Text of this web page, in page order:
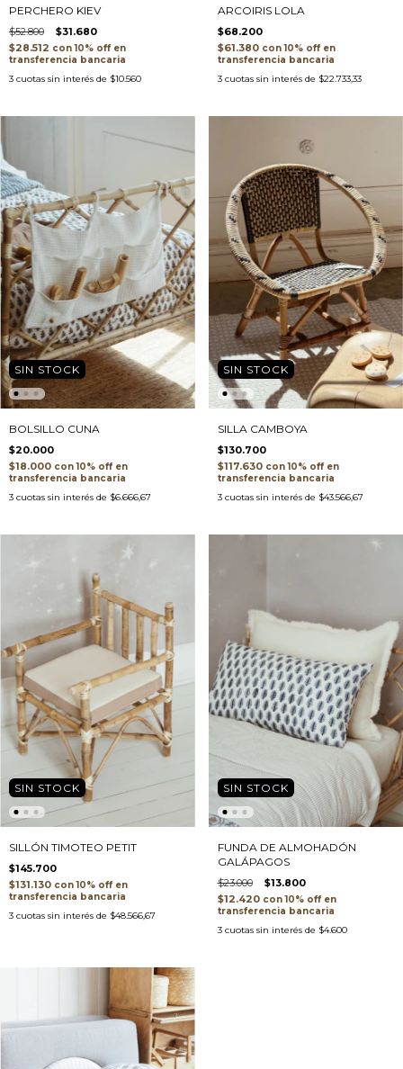
PERCHERO KIEV
$52.800
$31.680
$28.512 con
transferencia bancaria
3 cuotas sin interés de $10.560
ARCOIRIS LOLA
$68.200
$61.380 con
transferencia bancaria
3 cuotas sin interés de $22.733,33
SIN STOCK
BOLSILLO CUNA
$20.000
$18.000 con
transferencia bancaria
3 cuotas sin interés de $6.666,67
SIN STOCK
SILLA CAMBOYA
$130.700
$117.630 con
transferencia bancaria
3 cuotas sin interés de $43.566,67
SIN STOCK
SILLÓN TIMOTEO PETIT
$145.700
$131.130 con
transferencia bancaria
3 cuotas sin interés de $48.566,67
SIN STOCK
FUNDA DE ALMOHADÓN
GALÁPAGOS
$23.000
$13.800
$12.420 con
transferencia bancaria
3 cuotas sin interés de $4.600